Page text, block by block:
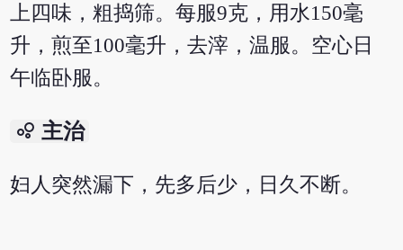
上四味，粗捣筛。每服9克，用水150毫
升，煎至100毫升，去滓，温服。空心日
午临卧服。
bubble_chart 主治
妇人突然漏下，先多后少，日久不断。